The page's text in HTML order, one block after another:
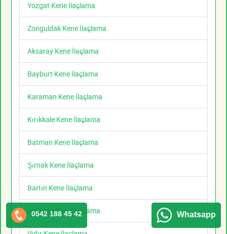
Yozgat Kene İlaçlama
Zonguldak Kene İlaçlama
Aksaray Kene İlaçlama
Bayburt Kene İlaçlama
Karaman Kene İlaçlama
Kırıkkale Kene İlaçlama
Batman Kene İlaçlama
Şırnak Kene İlaçlama
Bartın Kene İlaçlama
Ardahan Kene İlaçlama
0542 188 45 42 Whatsapp